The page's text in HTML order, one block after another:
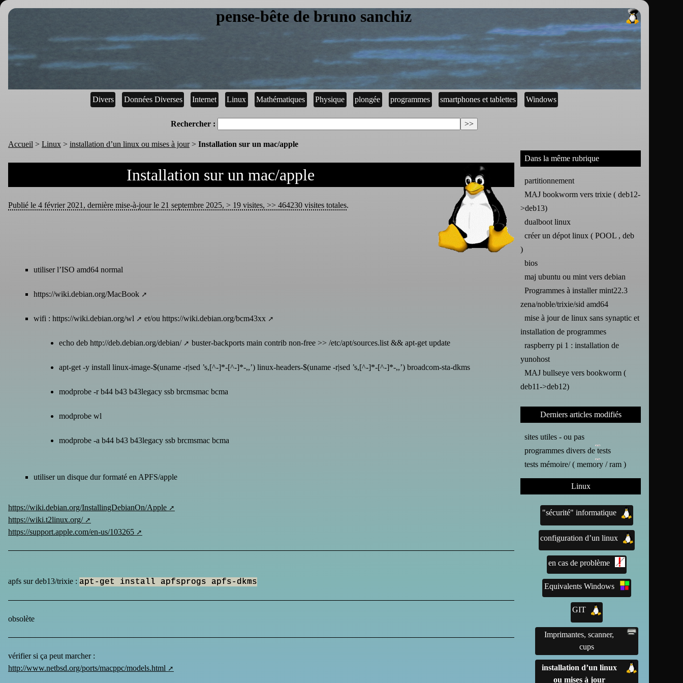
pense-bête de bruno sanchiz
Divers Données Diverses Internet Linux Mathématiques Physique plongée programmes smartphones et tablettes Windows
Rechercher :
Accueil > Linux > installation d’un linux ou mises à jour> Installation sur un mac/apple
Installation sur un mac/apple
Publié le 4 février 2021, dernière mise-à-jour le 21 septembre 2025, > 19 visites, >> 464230 visites totales.
utiliser l’ISO amd64 normal
https://wiki.debian.org/MacBook
wifi : https://wiki.debian.org/wl et/ou https://wiki.debian.org/bcm43xx
echo deb http://deb.debian.org/debian/ buster-backports main contrib non-free >> /etc/apt/sources.list && apt-get update
apt-get -y install linux-image-$(uname -r|sed ’s,[^-]*-[^-]*-,,’) linux-headers-$(uname -r|sed ’s,[^-]*-[^-]*-,,’) broadcom-sta-dkms
modprobe -r b44 b43 b43legacy ssb brcmsmac bcma
modprobe wl
modprobe -a b44 b43 b43legacy ssb brcmsmac bcma
utiliser un disque dur formaté en APFS/apple
https://wiki.debian.org/InstallingDebianOn/Apple
https://wiki.t2linux.org/
https://support.apple.com/en-us/103265
apfs sur deb13/trixie : apt-get install apfsprogs apfs-dkms
obsolète
vérifier si ça peut marcher :
http://www.netbsd.org/ports/macppc/models.html
Dans la même rubrique
partitionnement
MAJ bookworm vers trixie ( deb12-
>deb13)
dualboot linux
créer un dépot linux ( POOL , deb
)
bios
maj ubuntu ou mint vers debian
Programmes à installer mint22.3
zena/noble/trixie/sid amd64
mise à jour de linux sans synaptic et
installation de programmes
raspberry pi 1 : installation de
yunohost
MAJ bullseye vers bookworm (
deb11->deb12)
Derniers articles modifiés
sites utiles - ou pas
programmes divers de tests
tests mémoire/ ( memory / ram )
Linux
"sécurité" informatique
configuration d’un linux
en cas de problème
Equivalents Windows
GIT
Imprimantes, scanner,
cups
installation d’un linux
ou mises à jour